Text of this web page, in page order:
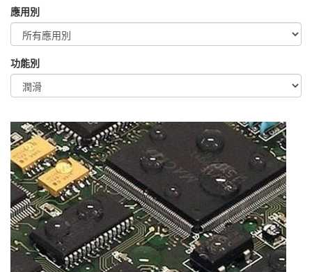
應用別
功能別